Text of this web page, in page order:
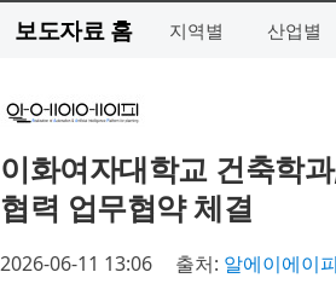
보도자료 홈 지역별 산업별
이화여자대학교 건축학
협력 업무협약 체결
2026-06-11 13:06 출처: 알에이에이피